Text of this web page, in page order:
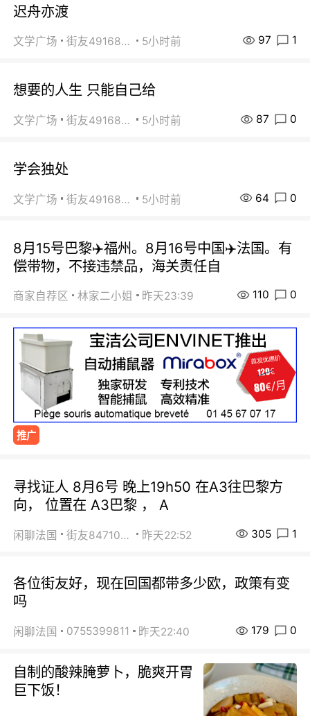
迟舟亦渡
文学广场 街友49168527 5小时前 97 1
想要的人生 只能自己给
文学广场 街友49168527 5小时前 87 0
学会独处
文学广场 街友49168527 5小时前 64 0
8月15号巴黎✈️福州。8月16号中国✈️法国。有
偿带物，不接违禁品，海关责任自
商家自荐区 林家二小姐 昨天23:39 110 0
推广
寻找证人 8月6号 晚上19h50 在A3往巴黎方
向， 位置在 A3巴黎 ， A
闲聊法国 街友84710671 昨天22:52 305 1
各位街友好，现在回国都带多少欧，政策有变
吗
闲聊法国 0755399811 昨天22:40 179 0
自制的酸辣腌萝卜，脆爽开胃
巨下饭！